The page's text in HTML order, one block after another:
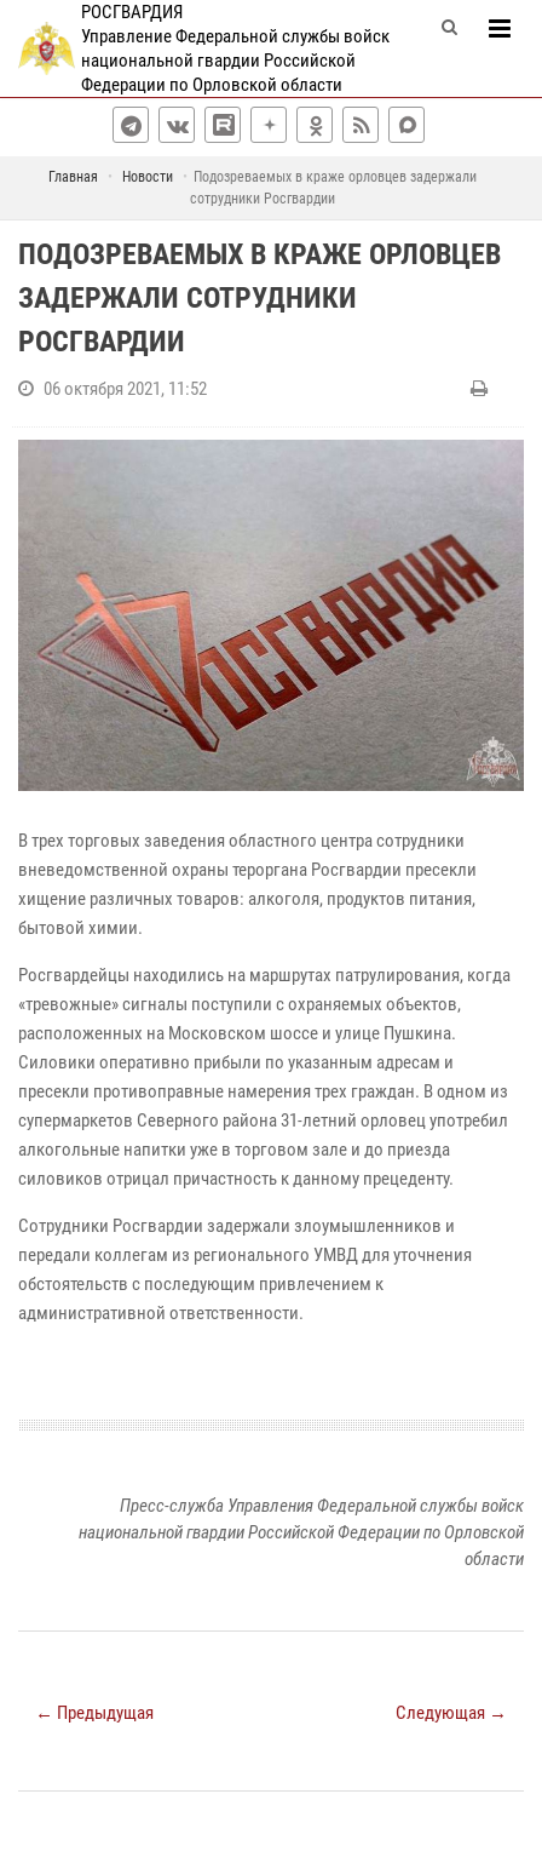
РОСГВАРДИЯ
Управление Федеральной службы войск
национальной гвардии Российской
Федерации по Орловской области
Главная Новости
Подозреваемых в краже орловцев задержали
сотрудники Росгвардии
ПОДОЗРЕВАЕМЫХ В КРАЖЕ ОРЛОВЦЕВ
ЗАДЕРЖАЛИ СОТРУДНИКИ
РОСГВАРДИИ
06 октября 2021, 11:52
В трех торговых заведения областного центра сотрудники
вневедомственной охраны тероргана Росгвардии пресекли
хищение различных товаров: алкоголя, продуктов питания,
бытовой химии.
Росгвардейцы находились на маршрутах патрулирования, когда
«тревожные» сигналы поступили с охраняемых объектов,
расположенных на Московском шоссе и улице Пушкина.
Силовики оперативно прибыли по указанным адресам и
пресекли противоправные намерения трех граждан. В одном из
супермаркетов Северного района 31-летний орловец употребил
алкогольные напитки уже в торговом зале и до приезда
силовиков отрицал причастность к данному прецеденту.
Сотрудники Росгвардии задержали злоумышленников и
передали коллегам из регионального УМВД для уточнения
обстоятельств с последующим привлечением к
административной ответственности.
Пресс-служба Управления Федеральной службы войск
национальной гвардии Российской Федерации по Орловской
области
← Предыдущая Следующая →